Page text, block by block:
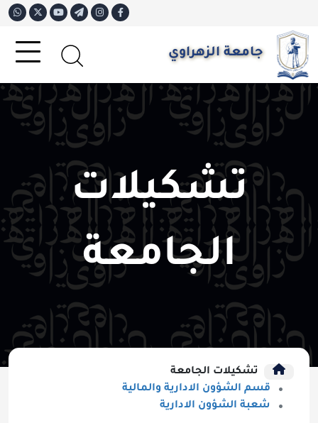
جامعة الزهراوي
تشكيلات
الجامعة
تشكيلات الجامعة
قسم الشؤون الادارية والمالية
شعبة الشؤون الادارية